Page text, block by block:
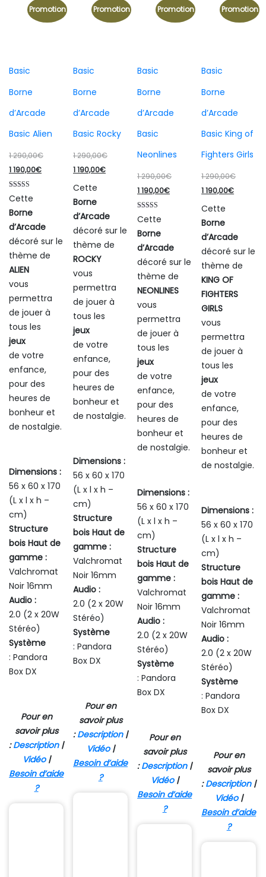
Promotion
Basic
Borne
d’Arcade
Basic Alien
1 290,00€Le
290,00€.
1 190,00€Le
1
190,00€.
Note
5.00
sur 5
Cette
Borne
d’Arcade
décoré sur le
thème de
ALIEN
vous
permettra
de jouer à
tous les
jeux
de votre
enfance,
pour des
heures de
bonheur et
de nostalgie.
Dimensions :
56 x 60 x 170
(L x l x h –
cm)
Structure
bois Haut de
gamme :
Valchromat
Noir 16mm
Audio :
2.0 (2 x 20W
Stéréo)
Système
: Pandora
Box DX
Pour en
savoir plus
:Description|
Vidéo|
Besoin d’aide
?
Promotion
Basic
Borne
d’Arcade
Basic Rocky
1 290,00€Le
1
290,00€.
1 190,00€Le
est :
190,00€.
Cette
Borne
d’Arcade
décoré sur le
thème de
ROCKY
vous
permettra
de jouer à
tous les
jeux
de votre
enfance,
pour des
heures de
bonheur et
de nostalgie.
Dimensions :
56 x 60 x 170
(L x l x h –
cm)
Structure
bois Haut de
gamme :
Valchromat
Noir 16mm
Audio :
2.0 (2 x 20W
Stéréo)
Système
: Pandora
Box DX
Pour en
savoir plus
:Description|
Vidéo|
Besoin d’aide
?
Promotion
Basic
Borne
d’Arcade
Basic
Neonlines
1 290,00€Le
290,00€.
1 190,00€Le
1
190,00€.
Note
5.00
sur 5
Cette
Borne
d’Arcade
décoré sur le
thème de
NEONLINES
vous
permettra
de jouer à
tous les
jeux
de votre
enfance,
pour des
heures de
bonheur et
de nostalgie.
Dimensions :
56 x 60 x 170
(L x l x h –
cm)
Structure
bois Haut de
gamme :
Valchromat
Noir 16mm
Audio :
2.0 (2 x 20W
Stéréo)
Système
: Pandora
Box DX
Pour en
savoir plus
:Description|
Vidéo|
Besoin d’aide
?
Promotion
Basic
Borne
d’Arcade
Basic King of
Fighters Girls
1 290,00€Le
1
1 190,00€Le
est :
190,00€.
Cette
Borne
d’Arcade
décoré sur le
thème de
KING OF
FIGHTERS
GIRLS
vous
permettra
de jouer à
tous les
jeux
de votre
enfance,
pour des
heures de
bonheur et
de nostalgie.
Dimensions :
56 x 60 x 170
(L x l x h –
cm)
Structure
bois Haut de
gamme :
Valchromat
Noir 16mm
Audio :
2.0 (2 x 20W
Stéréo)
Système
: Pandora
Box DX
Pour en
savoir plus
:Description|
Vidéo|
Besoin d’aide
?